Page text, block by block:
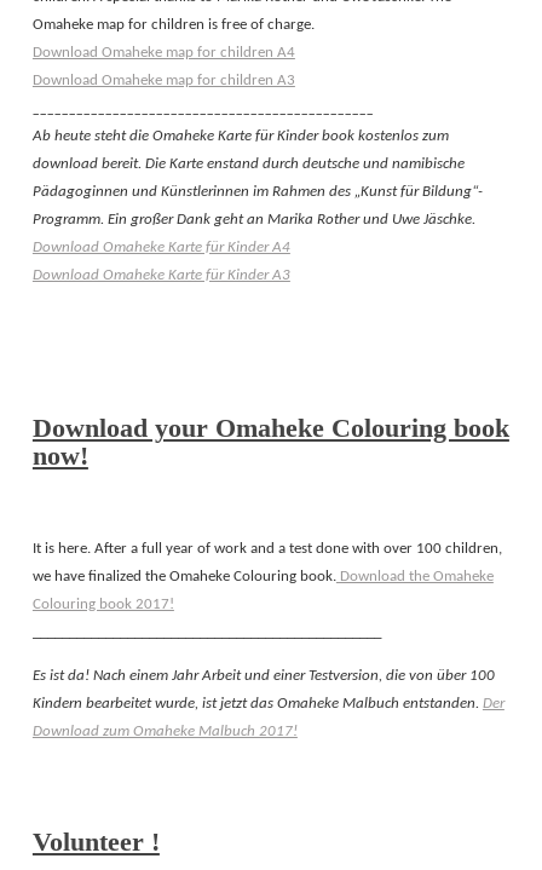
Omaheke map for children is free of charge.
Download Omaheke map for children A4
Download Omaheke map for children A3
Ab heute steht die Omaheke Karte für Kinder book kostenlos zum
download bereit. Die Karte enstand durch deutsche und namibische
Pädagoginnen und Künstlerinnen im Rahmen des „Kunst für Bildung“-
Programm. Ein großer Dank geht an Marika Rother und Uwe Jäschke.
Download Omaheke Karte für Kinder A4
Download Omaheke Karte für Kinder A3
Download your Omaheke Colouring book
now!
It is here. After a full year of work and a test done with over 100 children,
we have finalized the Omaheke Colouringbook.Download the Omaheke
Colouring book 2017!
Es ist da! Nach einem Jahr Arbeit und einer Testversion, die von über 100
Kindern bearbeitet wurde, ist jetzt das OmahekeMalbuch entstanden. Der
Download zum Omaheke Malbuch 2017!
Volunteer !